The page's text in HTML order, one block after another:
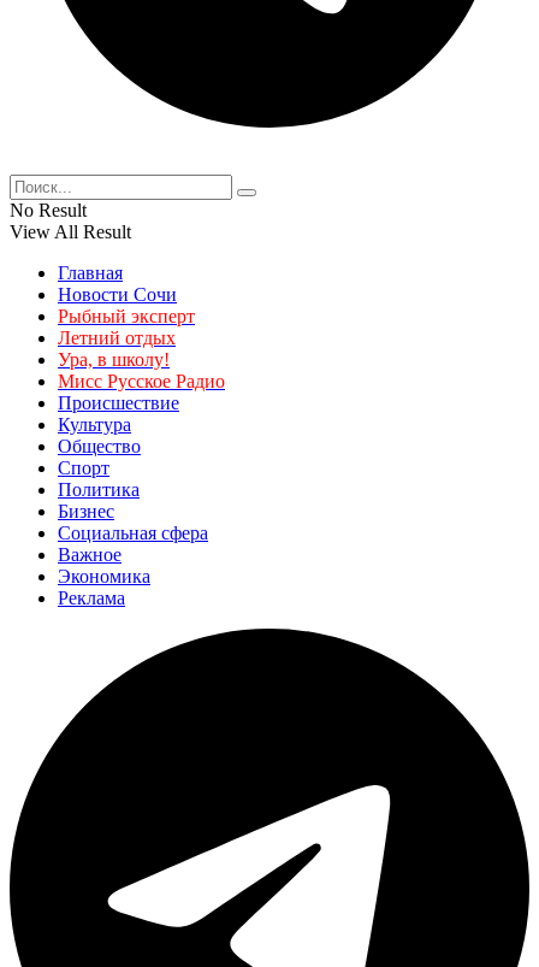
No Result
View All Result
Главная
Новости Сочи
Рыбный эксперт
Летний отдых
Ура, в школу!
Мисс Русское Радио
Происшествие
Культура
Общество
Спорт
Политика
Бизнес
Социальная сфера
Важное
Экономика
Реклама